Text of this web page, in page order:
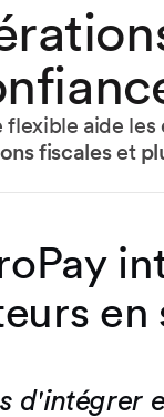
aide
fiscaleset
en
d'intégrer